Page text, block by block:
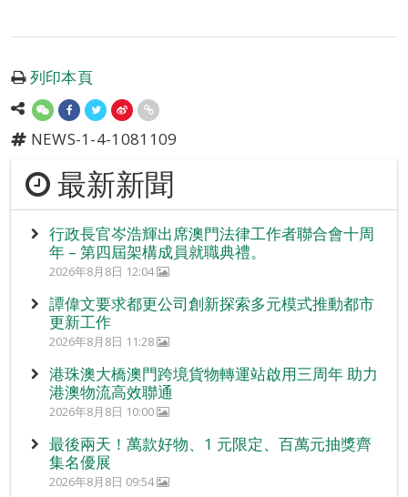
列印本頁
NEWS-1-4-1081109
最新新聞
行政長官岑浩輝出席澳門法律工作者聯合會十周
年 – 第四屆架構成員就職典禮。
2026年8月8日 12:04
譚偉文要求都更公司創新探索多元模式推動都市
更新工作
2026年8月8日 11:28
港珠澳大橋澳門跨境貨物轉運站啟用三周年 助力
港澳物流高效聯通
2026年8月8日 10:00
最後兩天！萬款好物、1 元限定、百萬元抽獎齊
集名優展
2026年8月8日 09:54